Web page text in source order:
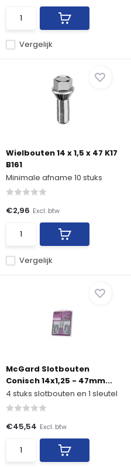
Vergelijk
Wielbouten 14 x 1,5 x 47 K17
B161
Minimale afname 10 stuks
Vergelijk
€2,96 Excl. btw
McGard Slotbouten
Conisch 14x1,25 - 47mm...
4 stuks slotbouten en 1 sleutel
€45,54 Excl. btw